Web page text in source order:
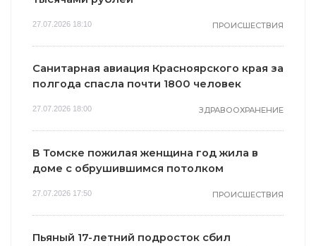
27.07.2026 18:10 ПРОИСШЕСТВИЯ
Санитарная авиация Красноярского края за
полгода спасла почти 1800 человек
27.07.2026 18:00 ЗДРАВООХРАНЕНИЕ
В Томске пожилая женщина год жила в
доме с обрушившимся потолком
27.07.2026 17:50 ПРОИСШЕСТВИЯ
Пьяный 17-летний подросток сбил